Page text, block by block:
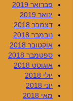
פברואר 2019
ינואר 2019
דצמבר 2018
נובמבר 2018
אוקטובר 2018
ספטמבר 2018
אוגוסט 2018
יולי 2018
יוני 2018
מאי 2018